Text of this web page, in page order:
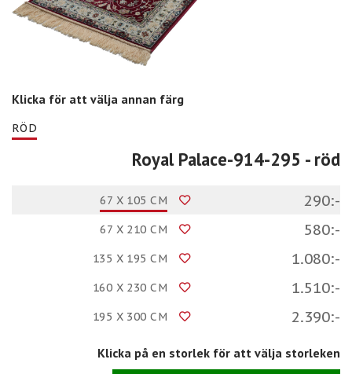
Klicka för att välja annan färg
RÖD
Royal Palace-914-295 - röd
67 X 105 CM 290:-
67 X 210 CM 580:-
135 X 195 CM 1.080:-
160 X 230 CM 1.510:-
195 X 300 CM 2.390:-
Klicka på en storlek för att välja storleken